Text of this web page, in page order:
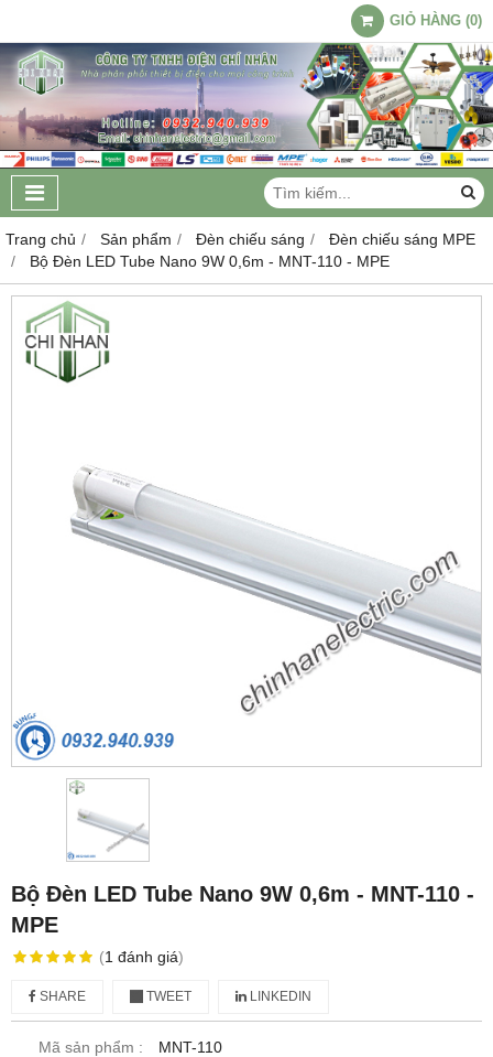
GIỎ HÀNG (0)
Trang chủ Sản phẩm Đèn chiếu sáng
Đèn chiếu sáng MPE
Bộ Đèn LED Tube Nano 9W 0,6m - MNT-110 - MPE
Bộ Đèn LED Tube Nano 9W 0,6m - MNT-110 -
MPE
(1 đánh giá)
SHARE TWEET LINKEDIN
Mã sản phẩm :
MNT-110